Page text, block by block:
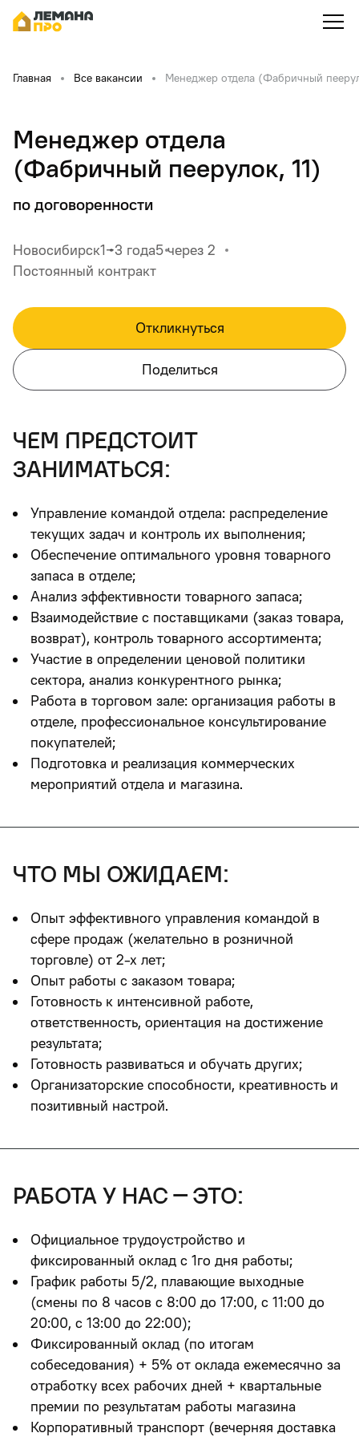
Главная Все вакансии Менеджер отдела (Фабричный
Менеджер отдела
(Фабричный пеерулок, 11)
по договоренности
Новосибирск1‒3 года5 через 2
Постоянный контракт
Откликнуться
Поделиться
чем предстоит
заниматься:
Управление командой отдела: распределение
текущих задач и контроль их выполнения;
Обеспечение оптимального уровня товарного
запаса в отделе;
Анализ эффективности товарного запаса;
Взаимодействие с поставщиками (заказ товара,
возврат), контроль товарного ассортимента;
Участие в определении ценовой политики
сектора, анализ конкурентного рынка;
Работа в торговом зале: организация работы в
отделе, профессиональное консультирование
покупателей;
Подготовка и реализация коммерческих
мероприятий отдела и магазина.
что мы ожидаем:
Опыт эффективного управления командой в
сфере продаж (желательно в розничной
торговле) от 2-х лет;
Опыт работы с заказом товара;
Готовность к интенсивной работе,
ответственность, ориентация на достижение
результата;
Готовность развиваться и обучать других;
Организаторские способности, креативность и
позитивный настрой.
работа у нас – это:
Официальное трудоустройство и
фиксированный оклад с 1го дня работы;
График работы 5/2, плавающие выходные
(смены по 8 часов с 8:00 до 17:00, c 11:00 до
20:00, с 13:00 до 22:00);
Фиксированный оклад (по итогам
собеседования) + 5% от оклада ежемесячно за
отработку всех рабочих дней + квартальные
премии по результатам работы магазина
Корпоративный транспорт (вечерняя доставка